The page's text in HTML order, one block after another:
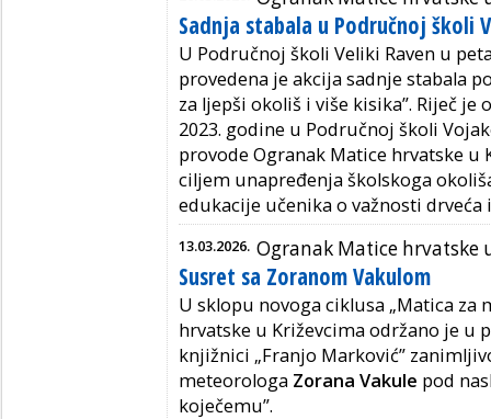
Sadnja stabala u Područnoj školi
U Područnoj školi Veliki Raven u
provedena je akcija sadnje stabala
za ljepši okoliš i više kisika”. Riječ
2023. godine u Područnoj školi
provode Ogranak Matice hrvatske u
ciljem unapređenja školskoga
edukacije učenika o važnosti
13.03.2026. Ogranak Matice hrvatske
Susret sa Zoranom Vakulom
U sklopu novoga ciklusa „Matica za
hrvatske u Križevcima održano je u
knjižnici „Franjo Marković”
meteorologa Zorana Vakule pod
koječemu”.